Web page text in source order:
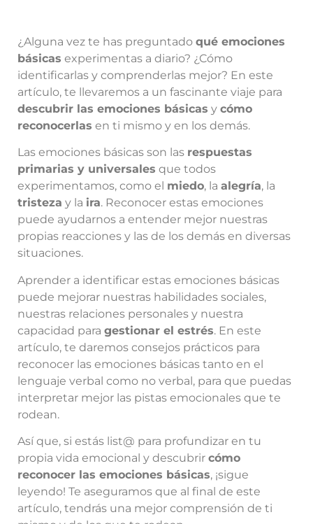
¿Alguna vez te has preguntado qué emociones
básicas experimentas a diario? ¿Cómo
identificarlas y comprenderlas mejor? En este
artículo, te llevaremos a un fascinante viaje para
descubrir las emociones básicas y cómo
reconocerlas en ti mismo y en los demás.
Las emociones básicas son las respuestas
primarias y universales que todos
experimentamos, como el miedo, la alegría, la
tristeza y la ira. Reconocer estas emociones
puede ayudarnos a entender mejor nuestras
propias reacciones y las de los demás en diversas
situaciones.
Aprender a identificar estas emociones básicas
puede mejorar nuestras habilidades sociales,
nuestras relaciones personales y nuestra
capacidad para gestionar el estrés. En este
artículo, te daremos consejos prácticos para
reconocer las emociones básicas tanto en el
lenguaje verbal como no verbal, para que puedas
interpretar mejor las pistas emocionales que te
rodean.
Así que, si estás list@ para profundizar en tu
propia vida emocional y descubrir cómo
reconocer las emociones básicas, ¡sigue
leyendo! Te aseguramos que al final de este
artículo, tendrás una mejor comprensión de ti